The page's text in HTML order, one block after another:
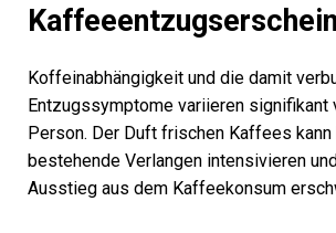
Koffeinabhängigkeit und die damit
Entzugssymptome variieren signifikant
Person. Der Duft frischen Kaffees
bestehende Verlangen intensivieren
Ausstieg aus dem Kaffeekonsum